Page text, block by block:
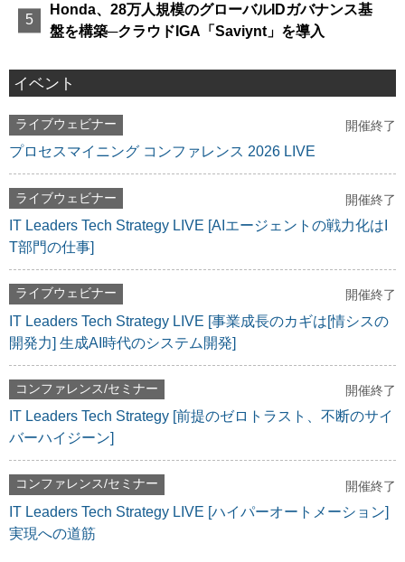
Honda、28万人規模のグローバルIDガバナンス基
盤を構築─クラウドIGA「Saviynt」を導入
イベント
ライブウェビナー 開催終了
プロセスマイニング コンファレンス 2026 LIVE
ライブウェビナー 開催終了
IT Leaders Tech Strategy LIVE [AIエージェントの戦力化はI
T部門の仕事]
ライブウェビナー 開催終了
IT Leaders Tech Strategy LIVE [事業成長のカギは[情シスの
開発力] 生成AI時代のシステム開発]
コンファレンス/セミナー 開催終了
IT Leaders Tech Strategy [前提のゼロトラスト、不断のサイ
バーハイジーン]
コンファレンス/セミナー 開催終了
IT Leaders Tech Strategy LIVE [ハイパーオートメーション]
実現への道筋